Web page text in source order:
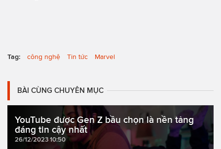
Tag: công nghệ Tin tức Marvel
BÀI CÙNG CHUYÊN MỤC
YouTube được Gen Z bầu chọn là nền tảng
đáng tin cậy nhất
26/12/2023 10:50